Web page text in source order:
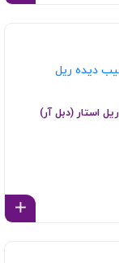
استار (دبل آر)